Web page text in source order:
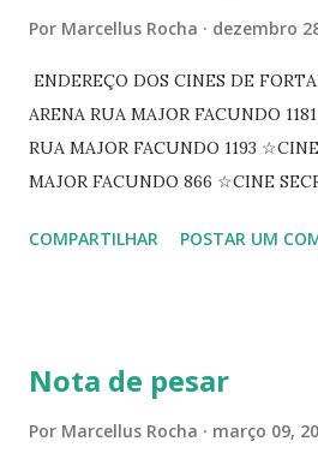
Por Marcellus Rocha dezembro
ENDEREÇO DOS CINES DE
ARENA RUA MAJOR FACUNDO
RUA MAJOR FACUNDO 1193
MAJOR FACUNDO 866 ☆CINE
PEIXOTO 1307 ☆CINE IRIS RUA
☆CINE VIP CLUBE RUA 24 DE
COMPARTILHAR POSTAR UM
Nota de pesar
Por Marcellus Rocha março 09,